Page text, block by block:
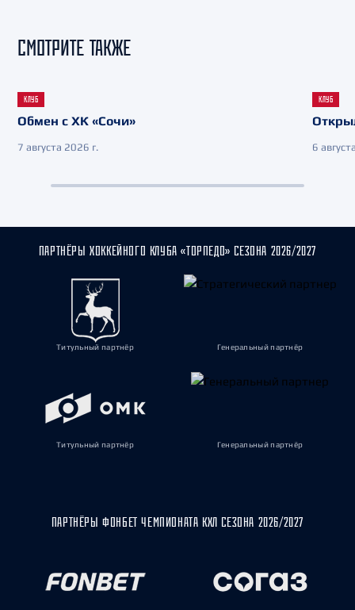
СМОТРИТЕ ТАКЖЕ
КЛУБ
Обмен с ХК «Сочи»
7 августа 2026 г.
КЛУБ
6
ПАРТНЁРЫ ХОККЕЙНОГО КЛУБА «ТОРПЕДО» СЕЗОНА 2026/2027
Титульный партнёр Генеральный партнёр
Титульный партнёр Генеральный партнёр
ПАРТНЁРЫ ФОНБЕТ ЧЕМПИОНАТА КХЛ СЕЗОНА 2026/2027